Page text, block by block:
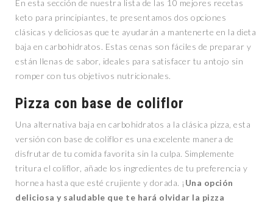
En esta sección de nuestra lista de las 10 mejores recetas
keto para principiantes, te presentamos dos opciones
clásicas y deliciosas que te ayudarán a mantenerte en la dieta
baja en carbohidratos. Estas cenas son fáciles de preparar y
están llenas de sabor, ideales para satisfacer tu antojo sin
romper con tus objetivos nutricionales.
Pizza con base de coliflor
Una alternativa baja en carbohidratos a la clásica pizza, esta
versión con base de coliflor es una excelente manera de
disfrutar de tu comida favorita sin la culpa. Simplemente
tritura el coliflor, añade los ingredientes de tu preferencia y
hornea hasta que esté crujiente y dorada. ¡ Una opción
deliciosa y saludable que te hará olvidar la pizza